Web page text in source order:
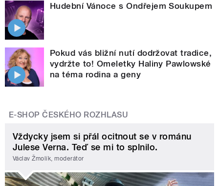
Hudební Vánoce s Ondřejem Soukupem
Pokud vás bližní nutí dodržovat tradice,
vydržte to! Omeletky Haliny Pawlowské
na téma rodina a geny
E-SHOP ČESKÉHO ROZHLASU
Vždycky jsem si přál ocitnout se v románu
Julese Verna. Teď se mi to splnilo.
Václav Žmolík, moderátor